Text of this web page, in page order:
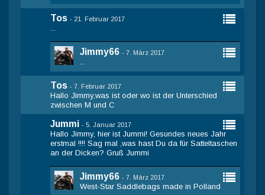
Tos - 21. Februar 2017
Jimmy66 - 7. März 2017
Tos - 7. Februar 2017
Hallo Jimmy,was ist oder wo ist der Unterschied
zwischen M und C
Jummi - 5. Januar 2017
Hallo Jimmy, hier ist Jummi! Gesundes neues Jahr
erstmal !!!! Sag mal ,was hast Du da für Satteltaschen
an der Dicken? Gruß Jummi
Jimmy66 - 7. März 2017
West-Star Saddlebags made in Polland